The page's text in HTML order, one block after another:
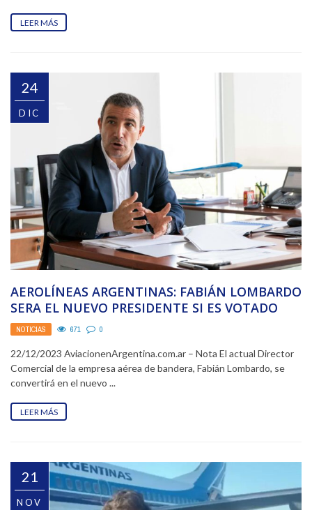
LEER MÁS
24
DIC
AEROLÍNEAS ARGENTINAS: FABIÁN LOMBARDO
SERA EL NUEVO PRESIDENTE SI ES VOTADO
POR EL NUEVO DIRECTORIO
NOTICIAS 671 0
22/12/2023 AviacionenArgentina.com.ar – Nota El actual Director
Comercial de la empresa aérea de bandera, Fabián Lombardo, se
convertirá en el nuevo ...
LEER MÁS
21
NOV